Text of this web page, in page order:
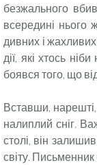
безжального
всередині нього
дивних і жахливих
дії, які хтось
боявся того, що
Вставши,
налиплий сніг.
столі, він
світу.